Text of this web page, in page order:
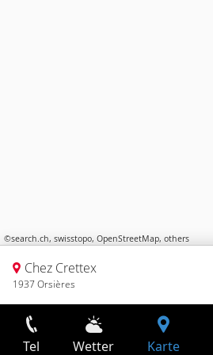
©search.ch, swisstopo, OpenStreetMap, others
Chez Crettex
1937 Orsières
Tel Wetter Karte